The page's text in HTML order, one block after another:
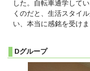
した。自転車通学して
くのだと、生活スタイ
い、本当に感銘を受けま
Dグループ